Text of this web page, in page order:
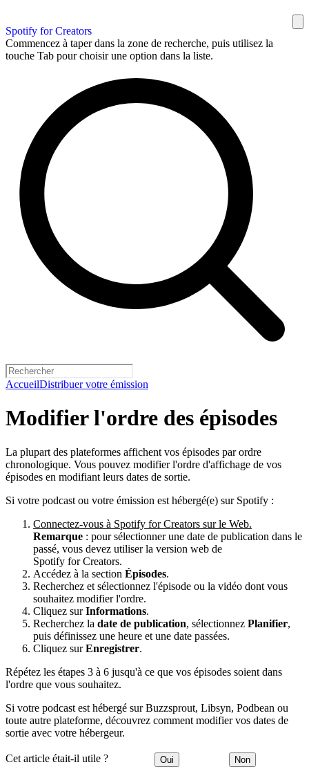
Spotify for Creators
Commencez à taper dans la zone de recherche, puis utilisez la
touche Tab pour choisir une option dans la liste.
AccueilDistribuer votre émission
Modifier l'ordre des épisodes
La plupart des plateformes affichent vos épisodes par ordre
chronologique. Vous pouvez modifier l'ordre d'affichage de vos
épisodes en modifiant leurs dates de sortie.
Si votre podcast ou votre émission est hébergé(e) sur Spotify :
Connectez-vous à Spotify for Creators sur le Web.
Remarque : pour sélectionner une date de publication dans le
passé, vous devez utiliser la version web de
Spotify for Creators.
Accédez à la section Épisodes.
Recherchez et sélectionnez l'épisode ou la vidéo dont vous
souhaitez modifier l'ordre.
Cliquez surInformations.
Recherchez la date de publication, sélectionnez Planifier,
puis définissez une heure et une date passées.
Cliquez surEnregistrer.
Répétez les étapes 3 à 6 jusqu'à ce que vos épisodes soient dans
l'ordre que vous souhaitez.
Si votre podcast est hébergé sur Buzzsprout, Libsyn, Podbean ou
toute autre plateforme, découvrez comment modifier vos dates de
sortie avec votre hébergeur.
Cet article était-il utile ? Oui Non